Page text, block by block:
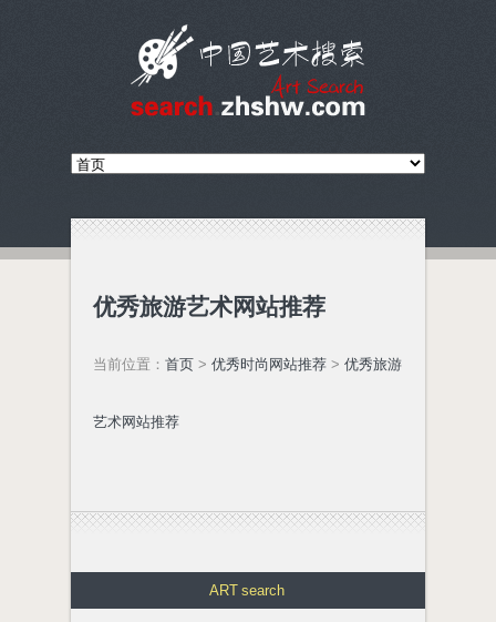
优秀旅游艺术网站推荐
当前位置： 首页 > 优秀时尚网站推荐 > 优秀旅游
艺术网站推荐
ART search